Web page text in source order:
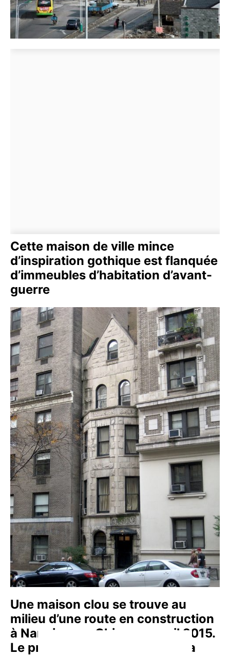
Cette maison de ville mince
d’inspiration gothique est flanquée
d’immeubles d’habitation d’avant-
guerre
Une maison clou se trouve au
milieu d’une route en construction
à Nanning, en Chine, en avril 2015.
Le propriétaire de la maison n’a